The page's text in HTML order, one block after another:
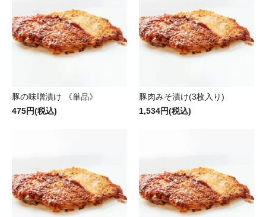
豚の味噌漬け 《単品》
475円(税込)
豚肉みそ漬け(3枚入り)
1,534円(税込)